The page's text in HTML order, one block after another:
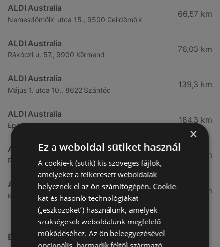
ALDI Australia
Nemesdömölki utca 15., 9500 Celldömölk
66,57 km
ALDI Australia
Rákóczi u. 57., 9900 Körmend
76,03 km
ALDI Australia
Május 1. utca 10., 8622 Szántód
139,3 km
ALDI Australia
Építők útja 2-4., 2040 Budaörs
184,3 km
ALDI Australia
Rákóczi út 38., 1039 Budapest
189,92 km
ALDI Australia
Kondorosi út 6., 1116 Budapest
191,04 km
Egyéb Szupermarketek üzletek a közelben
×
Ez a weboldal sütiket használ
A cookie-k (sütik) kis szöveges fájlok,
amelyeket a felkeresett weboldalak
helyeznek el az ön számítógépén. Cookie-
kat és hasonló technológiákat
(„eszközöket”) használunk, amelyek
szükségesek weboldalunk megfelelő
működéséhez. Az ön beleegyezésével
opcionális, harmadik féltől származó